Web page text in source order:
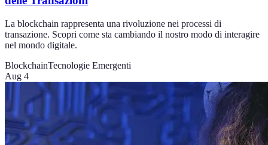
La blockchain rappresenta una rivoluzione nei processi di
transazione. Scopri come sta cambiando il nostro modo di interagire
nel mondo digitale.
BlockchainTecnologie Emergenti
Aug 4